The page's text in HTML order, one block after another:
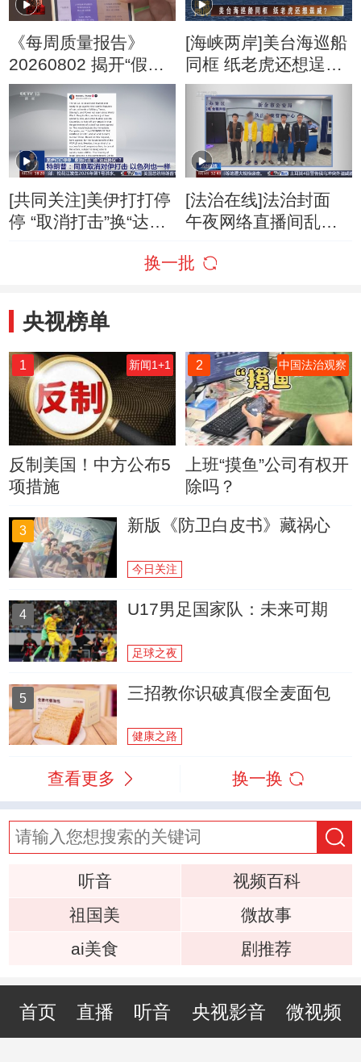
《每周质量报告》
20260802 揭开“假洋
牌”的真面目
[海峡两岸]美台海巡船
同框 纸老虎还想逞
威？
[共同关注]美伊打打停
停 “取消打击”换“达成
取消对伊打击 以色列
[法治在线]法治封面
午夜网络直播间乱象
换一批
央视榜单
1 新闻1+1
反制美国！中方公布5
项措施
2 中国法治观察
上班“摸鱼”公司有权开
除吗？
3 新版《防卫白皮书》藏祸心
今日关注
4 U17男足国家队：未来可期
足球之夜
5 三招教你识破真假全麦面包
健康之路
查看更多 换一换
听音
视频百科
祖国美
微故事
ai美食
剧推荐
首页 直播 听音 央视影音 微视频